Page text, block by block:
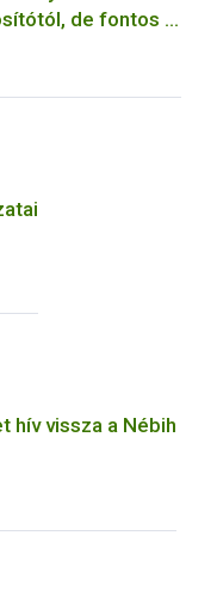
de fontos a
hív vissza a Nébih